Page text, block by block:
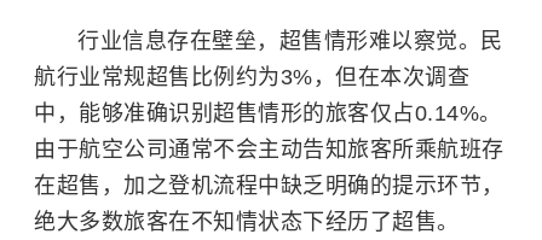
行业信息存在壁垒，超售情形难以察觉。民
航行业常规超售比例约为3%，但在本次调查
中，能够准确识别超售情形的旅客仅占0.14%。
由于航空公司通常不会主动告知旅客所乘航班存
在超售，加之登机流程中缺乏明确的提示环节，
绝大多数旅客在不知情状态下经历了超售。